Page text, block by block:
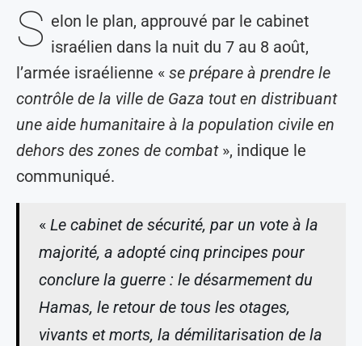
S elon le plan, approuvé par le cabinet
israélien dans la nuit du 7 au 8 août,
l’armée israélienne « se prépare à prendre le
contrôle de la ville de Gaza tout en distribuant
une aide humanitaire à la population civile en
dehors des zones de combat», indique le
communiqué.
« Le cabinet de sécurité, par un vote à la
majorité, a adopté cinq principes pour
conclure la guerre : le désarmement du
Hamas, le retour de tous les otages,
vivants et morts, la démilitarisation de la